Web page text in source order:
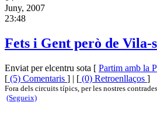
Juny, 2007
23:48
Fets i Gent però de Vila-
Enviat per elcentru sota [ Partim amb la
[ (5) Comentaris ] | [ (0) Retroenllaços ]
Fora dels circuits típics, per les nostres
(Segueix)